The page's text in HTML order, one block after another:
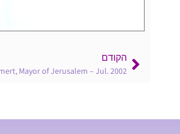
הקודם
Mayor of Jerusalem – Jul. 2002